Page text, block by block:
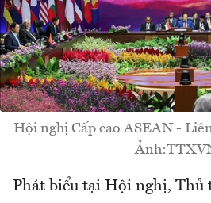
Hội nghị Cấp cao ASEAN -
Phát biểu tại Hội nghị, Thủ